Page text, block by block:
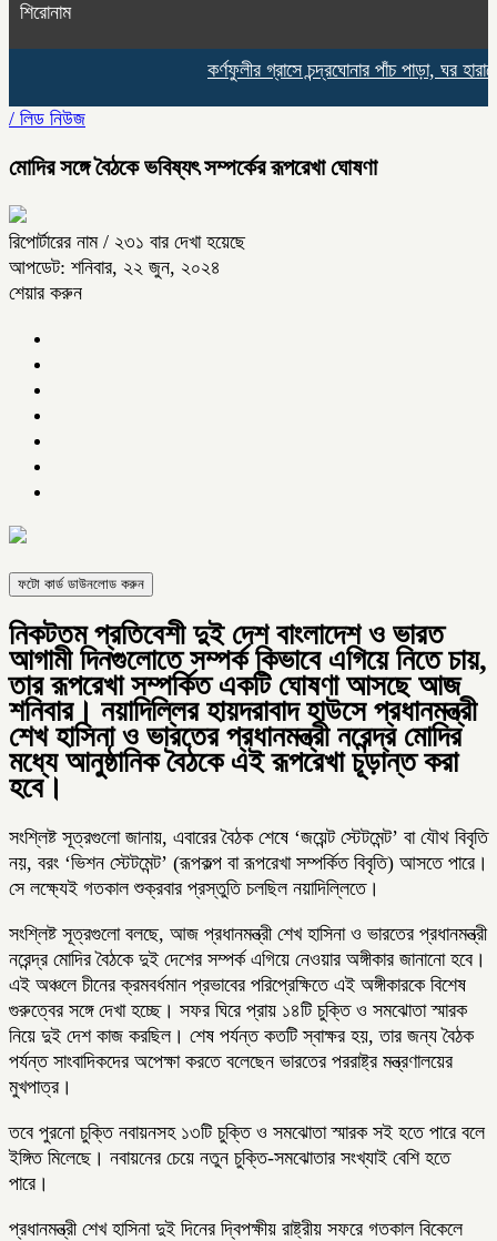
শিরোনাম
কর্ণফুলীর গ্রাসে চন্দ্রঘোনার পাঁচ পাড়া, ঘর হারানোর
/ লিড নিউজ
মোদির সঙ্গে বৈঠকে ভবিষ্যৎ সম্পর্কের রূপরেখা ঘোষণা
রিপোর্টারের নাম / ২৩১ বার দেখা হয়েছে
আপডেট: শনিবার, ২২ জুন, ২০২৪
শেয়ার করুন
ফটো কার্ড ডাউনলোড করুন
নিকটতম প্রতিবেশী দুই দেশ বাংলাদেশ ও ভারত
আগামী দিনগুলোতে সম্পর্ক কিভাবে এগিয়ে নিতে চায়,
তার রূপরেখা সম্পর্কিত একটি ঘোষণা আসছে আজ
শনিবার। নয়াদিল্লির হায়দরাবাদ হাউসে প্রধানমন্ত্রী
শেখ হাসিনা ও ভারতের প্রধানমন্ত্রী নরেন্দ্র মোদির
মধ্যে আনুষ্ঠানিক বৈঠকে এই রূপরেখা চূড়ান্ত করা
হবে।
সংশ্লিষ্ট সূত্রগুলো জানায়, এবারের বৈঠক শেষে ‘জয়েন্ট স্টেটমেন্ট’ বা যৌথ বিবৃতি
নয়, বরং ‘ভিশন স্টেটমেন্ট’ (রূপকল্প বা রূপরেখা সম্পর্কিত বিবৃতি) আসতে পারে।
সে লক্ষ্যেই গতকাল শুক্রবার প্রস্তুতি চলছিল নয়াদিল্লিতে।
সংশ্লিষ্ট সূত্রগুলো বলছে, আজ প্রধানমন্ত্রী শেখ হাসিনা ও ভারতের প্রধানমন্ত্রী
নরেন্দ্র মোদির বৈঠকে দুই দেশের সম্পর্ক এগিয়ে নেওয়ার অঙ্গীকার জানানো হবে।
এই অঞ্চলে চীনের ক্রমবর্ধমান প্রভাবের পরিপ্রেক্ষিতে এই অঙ্গীকারকে বিশেষ
গুরুত্বের সঙ্গে দেখা হচ্ছে। সফর ঘিরে প্রায় ১৪টি চুক্তি ও সমঝোতা স্মারক
নিয়ে দুই দেশ কাজ করছিল। শেষ পর্যন্ত কতটি স্বাক্ষর হয়, তার জন্য বৈঠক
পর্যন্ত সাংবাদিকদের অপেক্ষা করতে বলেছেন ভারতের পররাষ্ট্র মন্ত্রণালয়ের
মুখপাত্র।
তবে পুরনো চুক্তি নবায়নসহ ১৩টি চুক্তি ও সমঝোতা স্মারক সই হতে পারে বলে
ইঙ্গিত মিলেছে। নবায়নের চেয়ে নতুন চুক্তি-সমঝোতার সংখ্যাই বেশি হতে
পারে।
প্রধানমন্ত্রী শেখ হাসিনা দুই দিনের দ্বিপক্ষীয় রাষ্ট্রীয় সফরে গতকাল বিকেলে